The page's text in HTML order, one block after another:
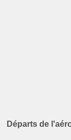
Départs de